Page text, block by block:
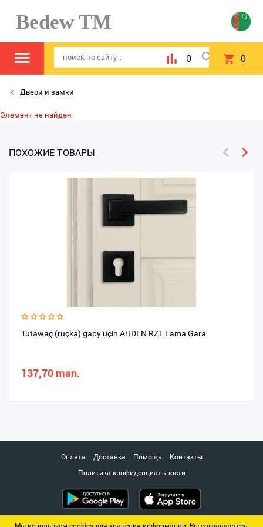
Bedew TM
0 0
Двери и замки
Элемент не найден
ПОХОЖИЕ ТОВАРЫ
Tutawaç (ruçka) gapy üçin AHDEN RZT Lama Gara
137,70 man.
Оплата Доставка Помощь
Контакты
Политика конфиденциальности